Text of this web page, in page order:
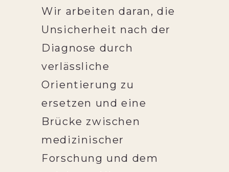
Wir arbeiten daran, die
Unsicherheit nach der
Diagnose durch
verlässliche
Orientierung zu
ersetzen und eine
Brücke zwischen
medizinischer
Forschung und dem